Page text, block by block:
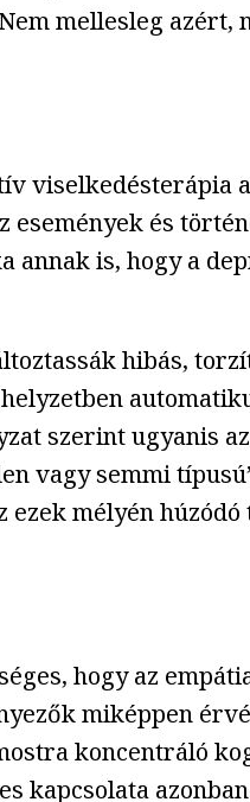
mellesleg
viselkedésterápia
események és
is, hogy a
hibás,
szerint ugyanis
vagy semmi
mélyén
hogy az
miképpen
koncentráló
kapcsolata